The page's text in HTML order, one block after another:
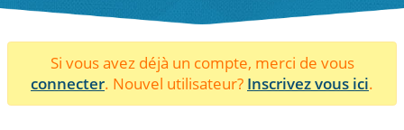
Si vous avez déjà un compte, merci de vous
connecter. Nouvel utilisateur? Inscrivez vous ici.